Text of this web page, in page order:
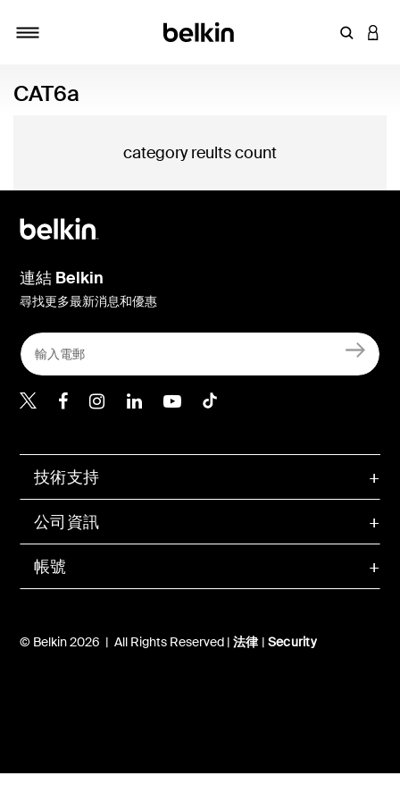
輸入關鍵
登入
CAT6a
category reults count
帳號
技術支持
公司資訊
© Belkin 2026 | All Rights Reserved | 法律 | Security
連結 Belkin
尋找更多最新消息和優惠
Belkin Twitter
Belkin Hong Kong
Belkin Instagram
Belkin Hong Kong
Belkin Youtube
Belkin TikTok